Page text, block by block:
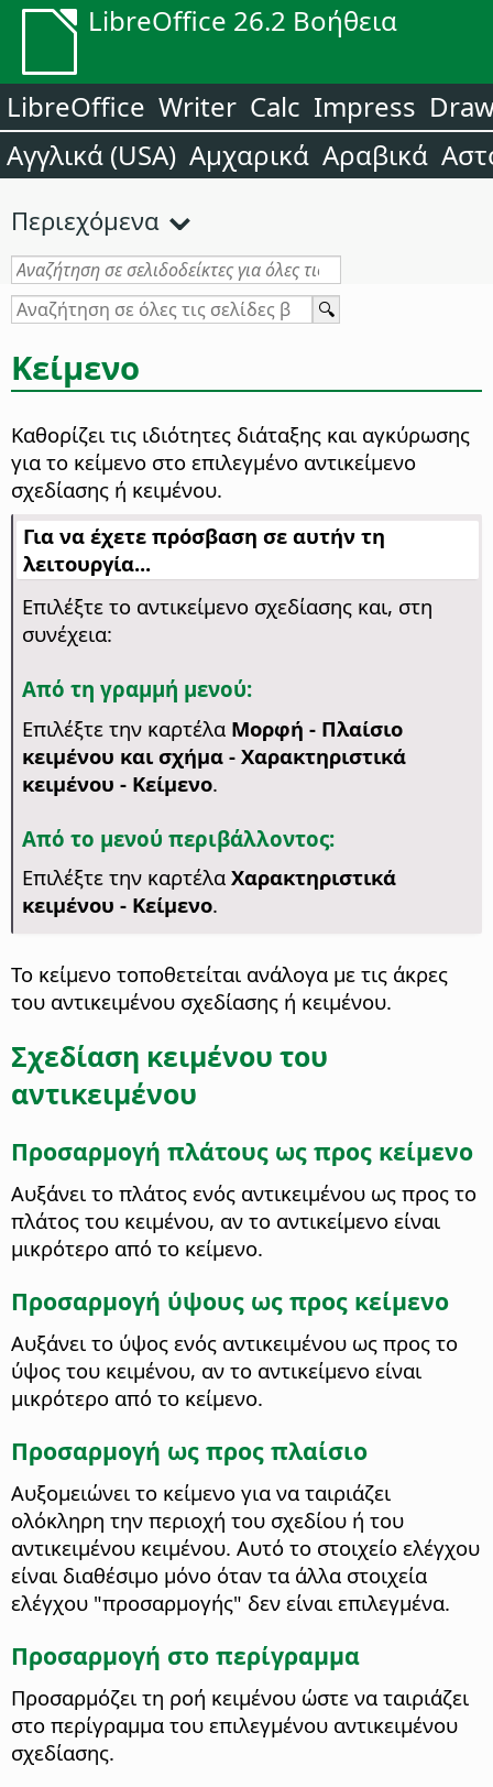
LibreOffice 26.2 Βοήθεια
LibreOffice Writer Calc Impress
Αγγλικά (USA) Αμχαρικά Αραβικά
Περιεχόμενα
Κείμενο
Καθορίζει τις ιδιότητες διάταξης και αγκύρωσης
για το κείμενο στο επιλεγμένο αντικείμενο
σχεδίασης ή κειμένου.
Για να έχετε πρόσβαση σε αυτήν τη
λειτουργία...
Επιλέξτε το αντικείμενο σχεδίασης και, στη
συνέχεια:
Από τη γραμμή μενού:
Επιλέξτε την καρτέλα Μορφή - Πλαίσιο
κειμένου και σχήμα - Χαρακτηριστικά
κειμένου - Κείμενο.
Από το μενού περιβάλλοντος:
Επιλέξτε την καρτέλα Χαρακτηριστικά
κειμένου - Κείμενο.
Το κείμενο τοποθετείται ανάλογα με τις άκρες
του αντικειμένου σχεδίασης ή κειμένου.
Σχεδίαση κειμένου του
αντικειμένου
Προσαρμογή πλάτους ως προς κείμενο
Αυξάνει το πλάτος ενός αντικειμένου ως προς το
πλάτος του κειμένου, αν το αντικείμενο είναι
μικρότερο από το κείμενο.
Προσαρμογή ύψους ως προς κείμενο
Αυξάνει το ύψος ενός αντικειμένου ως προς το
ύψος του κειμένου, αν το αντικείμενο είναι
μικρότερο από το κείμενο.
Προσαρμογή ως προς πλαίσιο
Αυξομειώνει το κείμενο για να ταιριάζει
ολόκληρη την περιοχή του σχεδίου ή του
αντικειμένου κειμένου. Αυτό το στοιχείο ελέγχου
είναι διαθέσιμο μόνο όταν τα άλλα στοιχεία
ελέγχου "προσαρμογής" δεν είναι επιλεγμένα.
Προσαρμογή στο περίγραμμα
Προσαρμόζει τη ροή κειμένου ώστε να ταιριάζει
στο περίγραμμα του επιλεγμένου αντικειμένου
σχεδίασης.